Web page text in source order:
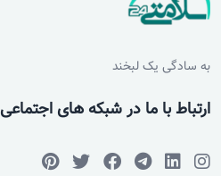
به سادگی یک لبخند
ارتباط با ما در شبکه های اجتماعی